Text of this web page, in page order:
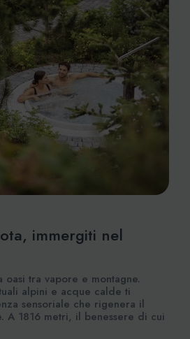
immergiti nel
tra vapore e montagne.
alpini e acque calde ti
sensoriale che rigenera il
A 1816 metri, il benessere di cui